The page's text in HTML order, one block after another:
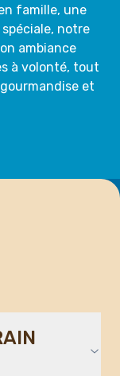
famille, une
notre
ambiance
à volonté, tout
et